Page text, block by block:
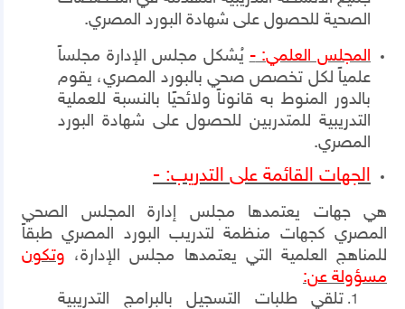
الصحية للحصول على شهادة البورد المصري.
المجلس العلمي:- يُشكل مجلس الإدارة مجلساً
علمياً لكل تخصص صحي بالبورد المصري، يقوم
بالدور المنوط به قانوناً ولائحيًا بالنسبة للعملية
التدريبية للمتدربين للحصول على شهادة البورد
المصري.
الجهات القائمة على التدريب: -
هي جهات يعتمدها مجلس إدارة المجلس الصحي
المصري كجهات منظمة لتدريب البورد المصري طبقاً
للمناهج العلمية التي يعتمدها مجلس الإدارة، وتكون
مسؤولة عن:
تلقي طلبات التسجيل بالبرامج التدريبية